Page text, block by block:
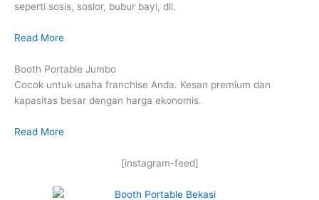
seperti sosis, soslor, bubur bayi, dll.
Read More
Booth Portable Jumbo
Cocok untuk usaha franchise Anda. Kesan premium dan
kapasitas besar dengan harga ekonomis.
Read More
[instagram-feed]